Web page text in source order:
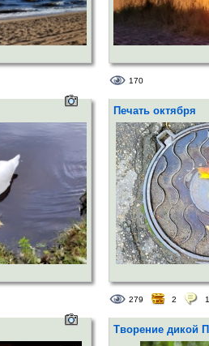
170
Печать октября
279 2 1
Творение дикой